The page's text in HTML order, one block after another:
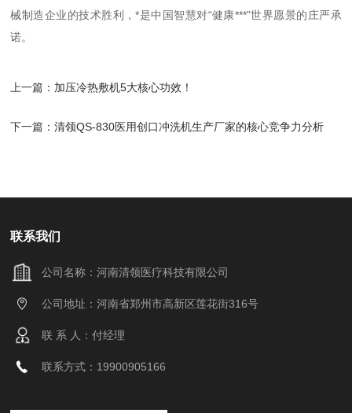
械制造企业的技术胜利，*是中国智慧对“健康***”世界愿景的庄严承
诺。
上一篇： 加压冷热敷机5大核心功效！
下一篇：清领QS-830医用创口冲洗机生产厂家的核心竞争力分析
联系我们
公司名称：河南清领医疗科技有限公司
公司地址：河南省郑州市高新区莲花街316号
联 系 人：付经理
联系方式：19900905166